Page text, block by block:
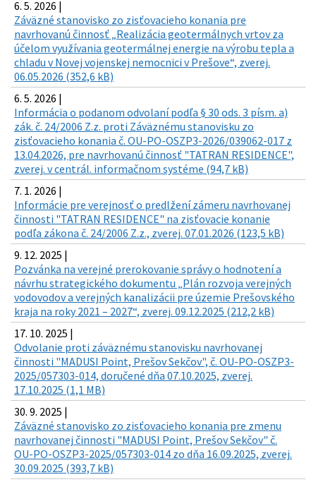
6. 5. 2026 |
Záväzné stanovisko zo zisťovacieho konania pre
navrhovanú činnosť „Realizácia geotermálnych vrtov za
účelom využívania geotermálnej energie na výrobu tepla a
chladu v Novej vojenskej nemocnici v Prešove“, zverej.
06.05.2026 (352,6 kB)
6. 5. 2026 |
Informácia o podanom odvolaní podľa § 30 ods. 3 písm. a)
zák. č. 24/2006 Z.z. proti Záväznému stanovisku zo
zisťovacieho konania č. OU-PO-OSZP3-2026/039062-017 z
13.04.2026, pre navrhovanú činnosť "TATRAN RESIDENCE",
zverej. v centrál. informačnom systéme (94,7 kB)
7. 1. 2026 |
Informácie pre verejnosť o predlžení zámeru navrhovanej
činnosti "TATRAN RESIDENCE" na zisťovacie konanie
podľa zákona č. 24/2006 Z.z., zverej. 07.01.2026 (123,5 kB)
9. 12. 2025 |
Pozvánka na verejné prerokovanie správy o hodnotení a
návrhu strategického dokumentu „Plán rozvoja verejných
vodovodov a verejných kanalizácii pre územie Prešovského
kraja na roky 2021 – 2027“, zverej. 09.12.2025 (212,2 kB)
17. 10. 2025 |
Odvolanie proti záväznému stanovisku navrhovanej
činnosti "MADUSI Point, Prešov Sekčov", č. OU-PO-OSZP3-
2025/057303-014, doručené dňa 07.10.2025, zverej.
17.10.2025 (1,1 MB)
30. 9. 2025 |
Záväzné stanovisko zo zisťovacieho konania pre zmenu
navrhovanej činnosti "MADUSI Point, Prešov Sekčov" č.
OU-PO-OSZP3-2025/057303-014 zo dňa 16.09.2025, zverej.
30.09.2025 (393,7 kB)